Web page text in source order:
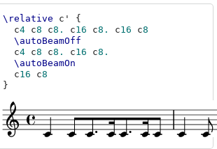
\relative c'
{
c4 c8 c8. c16 c8. c16 c8
\autoBeamOff
c4 c8 c8. c16 c8.
\autoBeamOn
c16 c8
}